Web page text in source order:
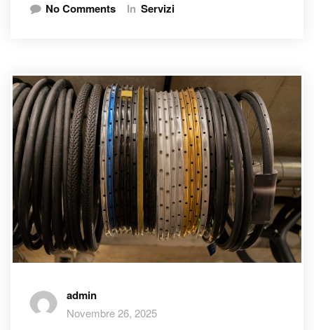
No Comments In Servizi
admin
Novembre 26, 2025